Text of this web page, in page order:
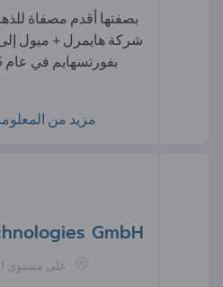
بصفتها أقدم مصفاة
شركة هايمرل + ميول
مزيد من
GmbH
على مستوى